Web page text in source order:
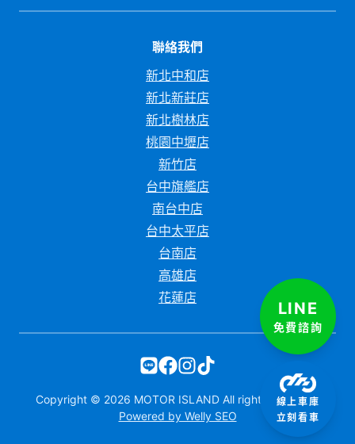
聯絡我們
新北中和店
新北新莊店
新北樹林店
桃園中壢店
新竹店
台中旗艦店
南台中店
台中太平店
台南店
高雄店
花蓮店
Copyright © 2026 MOTOR ISLAND All rights reserved.
Powered by Welly SEO
LINE
免費諮詢
線上車庫
立刻看車